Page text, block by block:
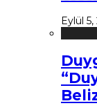
Eylül